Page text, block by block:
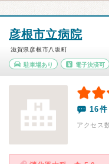
彦根市立病院
滋賀県彦根市八坂町
駐車場あり 電子決済可
16件
アクセス